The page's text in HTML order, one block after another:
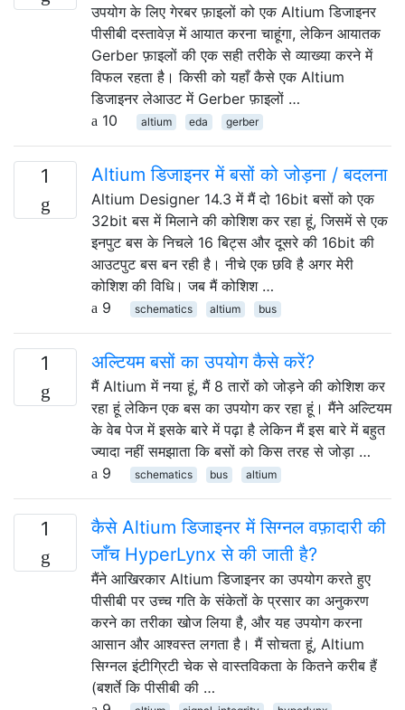
उपयोग के लिए गेरबर फ़ाइलों को एक Altium डिजाइनर
पीसीबी दस्तावेज़ में आयात करना चाहूंगा, लेकिन आयातक
Gerber फ़ाइलों की एक सही तरीके से व्याख्या करने में
विफल रहता है। किसी को यहाँ कैसे एक Altium
डिजाइनर लेआउट में Gerber फ़ाइलों …
10
altium eda gerber
1 Altium डिजाइनर में बसों को जोड़ना / बदलना
Altium Designer 14.3 में मैं दो 16bit बसों को एक
32bit बस में मिलाने की कोशिश कर रहा हूं, जिसमें से एक
इनपुट बस के निचले 16 बिट्स और दूसरे की 16bit की
आउटपुट बस बन रही है। नीचे एक छवि है अगर मेरी
कोशिश की विधि। जब मैं कोशिश …
9
schematics altium bus
1 अल्टियम बसों का उपयोग कैसे करें?
मैं Altium में नया हूं, मैं 8 तारों को जोड़ने की कोशिश कर
रहा हूं लेकिन एक बस का उपयोग कर रहा हूं। मैंने अल्टियम
के वेब पेज में इसके बारे में पढ़ा है लेकिन मैं इस बारे में बहुत
ज्यादा नहीं समझाता कि बसों को किस तरह से जोड़ा …
9
schematics bus altium
1
कैसे Altium डिजाइनर में सिग्नल वफ़ादारी की
जाँच HyperLynx से की जाती है?
मैंने आखिरकार Altium डिजाइनर का उपयोग करते हुए
पीसीबी पर उच्च गति के संकेतों के प्रसार का अनुकरण
करने का तरीका खोज लिया है, और यह उपयोग करना
आसान और आश्वस्त लगता है। मैं सोचता हूं, Altium
सिग्नल इंटीग्रिटी चेक से वास्तविकता के कितने करीब हैं
(बशर्ते कि पीसीबी की …